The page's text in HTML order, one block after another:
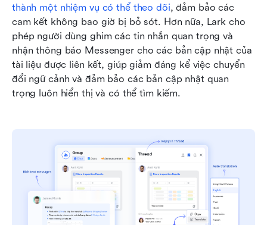
thành một nhiệm vụ có thể theo dõi, đảm bảo các
cam kết không bao giờ bị bỏ sót. Hơn nữa, Lark cho
phép người dùng ghim các tin nhắn quan trọng và
nhận thông báo Messenger cho các bản cập nhật của
tài liệu được liên kết, giúp giảm đáng kể việc chuyển
đổi ngữ cảnh và đảm bảo các bản cập nhật quan
trọng luôn hiển thị và có thể tìm kiếm.